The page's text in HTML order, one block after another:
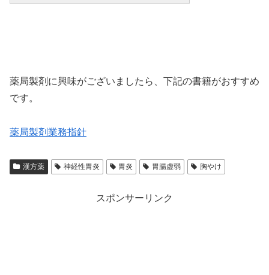
薬局製剤に興味がございましたら、下記の書籍がおすすめ
です。
薬局製剤業務指針
漢方薬 神経性胃炎 胃炎 胃腸虚弱 胸やけ
スポンサーリンク